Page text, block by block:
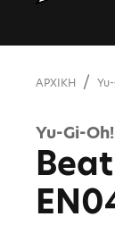
ΑΡΧΙΚΗ
Yu-Gi-Oh!